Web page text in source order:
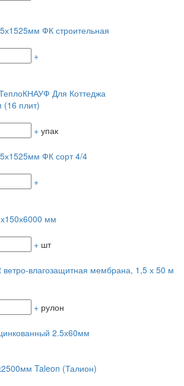
ФК строительная
+
Для Коттеджа
(16 плит)
+ упак
ФК сорт 4/4
+
мм
+ шт
ветро-влагозащитная мембрана, 1,5 х 50 м
+ рулон
2.5х60мм
Taleon (Талион)